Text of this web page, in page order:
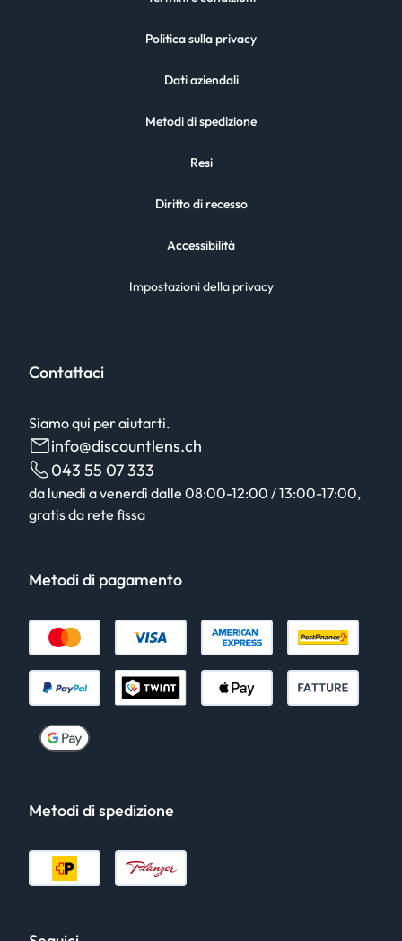
Politica sulla privacy
Dati aziendali
Metodi di spedizione
Resi
Diritto di recesso
Accessibilità
Impostazioni della privacy
Contattaci
Siamo qui per aiutarti.
info@discountlens.ch
043 55 07 333
da lunedì a venerdì dalle 08:00-12:00 / 13:00-17:00,
gratis da rete fissa
Metodi di pagamento
Metodi di spedizione